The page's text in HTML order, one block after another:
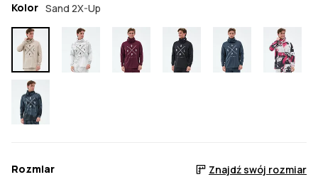
Kolor Sand 2X-Up
Rozmiar Znajdź swój rozmiar